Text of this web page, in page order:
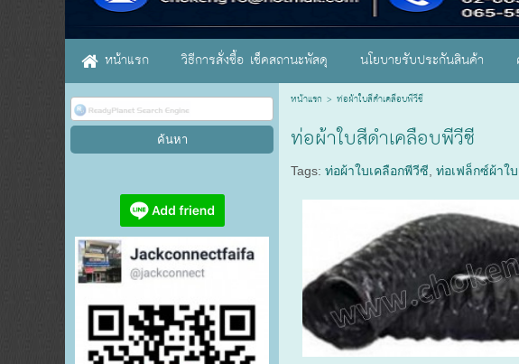
หน้าแรก วิธีการสั่งซื้อ เช็คสถานะพัสดุ นโยบายรับประกันสินค้า
หน้าแรก > ท่อผ้าใบสีดำเคลือบพีวีซี
ท่อผ้าใบสีดำเคลือบพีวีซี
Tags:ท่อผ้าใบเคลือกพีวีซี ,ท่อเฟล็กซ์ผ้าใบ